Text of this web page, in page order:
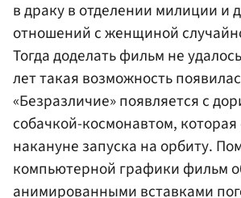
в драку в отделении милиции и
отношений с женщиной
Тогда доделать фильм не
лет такая возможность
«Безразличие» появляется с
собачкой-космонавтом,
накануне запуска на орбиту.
компьютерной графики фильм
анимированными вставками